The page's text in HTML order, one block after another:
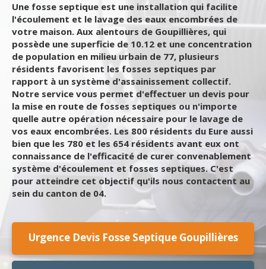
Une fosse septique est une installation qui facilite
l'écoulement et le lavage des eaux encombrées de
votre maison. Aux alentours de Goupillières, qui
possède une superficie de 10.12 et une concentration
de population en milieu urbain de 77, plusieurs
résidents favorisent les fosses septiques par
rapport à un système d'assainissement collectif.
Notre service vous permet d'effectuer un devis pour
la mise en route de fosses septiques ou n'importe
quelle autre opération nécessaire pour le lavage de
vos eaux encombrées. Les 800 résidents du Eure aussi
bien que les 780 et les 654 résidents avant eux ont
connaissance de l'efficacité de curer convenablement
système d'écoulement et fosses septiques. C'est
pour atteindre cet objectif qu'ils nous contactent au
sein du canton de 04.
Urgence Devis Fosse Septique Goupillières